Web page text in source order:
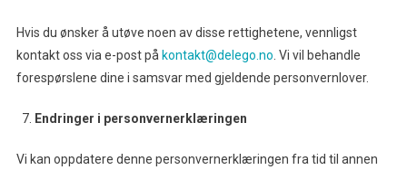
Hvis du ønsker å utøve noen av disse rettighetene, vennligst
kontakt oss via e-post på kontakt@delego.no . Vi vil behandle
forespørslene dine i samsvar med gjeldende personvernlover.
Endringer i personvernerklæringen
Vi kan oppdatere denne personvernerklæringen fra tid til annen